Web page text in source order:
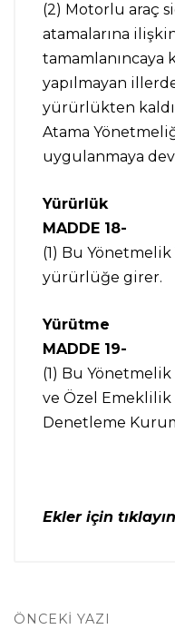
(2) Motorlu araç
atamalarına
tamamlanıncaya
yapılmayan
yürürlükten
Atama
uygulanmaya
Yürürlük
MADDE 18-
(1) Bu
yürürlüğe girer.
Yürütme
MADDE 19-
(1) Bu
ve Özel
Denetleme
Ekler için
ÖNCEKI YAZI